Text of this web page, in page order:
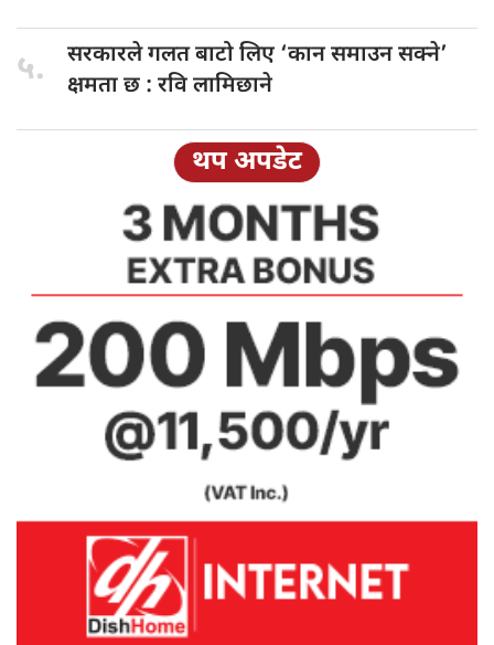
५. सरकारले गलतबाटो लिए ‘कान समाउन सक्ने’
क्षमता छ : रवि लामिछाने
थप अपडेट